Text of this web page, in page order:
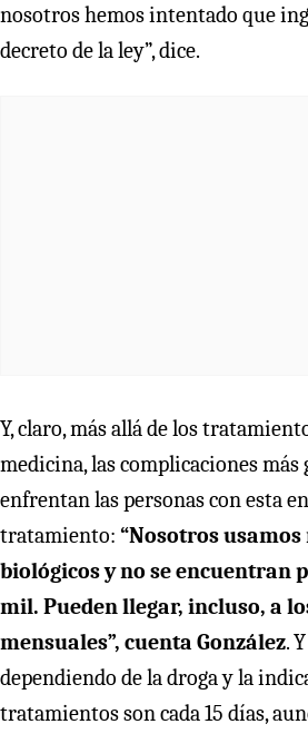
nosotros hemos intentado que
decreto de la ley”, dice.
Y, claro, más allá de los
medicina, las complicaciones más
enfrentan las personas con esta
tratamiento: “Nosotros
biológicos y no se encuentran
mil. Pueden llegar, incluso, a
mensuales”, cuenta González.
dependiendo de la droga y la
tratamientos son cada 15 días,